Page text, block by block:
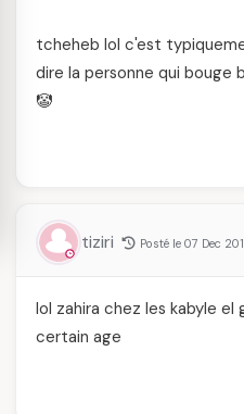
tcheheb lol c'est
dire la personne qui bouge
🤡
tiziri Posté le 07 Dec
lol zahira chez les kabyle el
certain age